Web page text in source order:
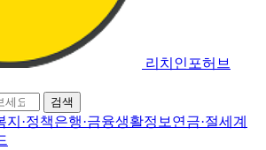
리치인포허브
검색
지·정책은행·금융생활정보 연금·절세계